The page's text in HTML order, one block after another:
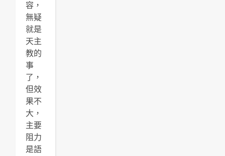
容，
無疑
就是
天主
教的
事
了，
但效
果不
大，
主要
阻力
是語